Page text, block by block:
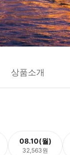
상품소개
08.10(월)
32,563원